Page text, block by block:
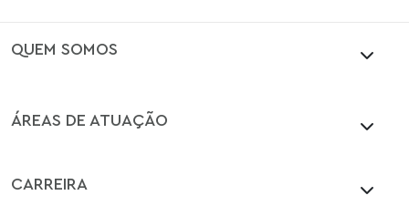
QUEM SOMOS
ÁREAS DE ATUAÇÃO
CARREIRA